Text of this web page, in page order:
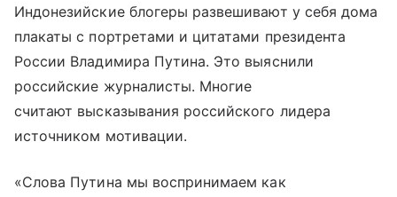
Индонезийские блогеры развешивают у себя дома
плакаты с портретами и цитатами президента
России Владимира Путина. Это выяснили
российские журналисты. Многие
считают высказывания российского лидера
источником мотивации.
«Слова Путина мы воспринимаем как